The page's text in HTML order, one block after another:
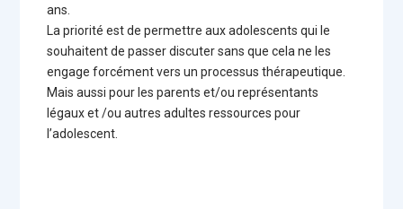
ans.
La priorité est de permettre aux adolescents qui le
souhaitent de passer discuter sans que cela ne les
engage forcément vers un processus thérapeutique.
Mais aussi pour les parents et/ou représentants
légaux et /ou autres adultes ressources pour
l’adolescent.